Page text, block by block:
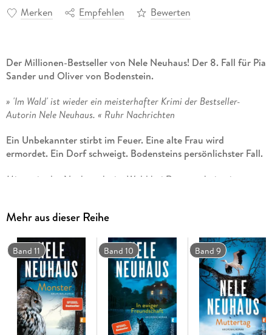
Merken Empfehlen Bewerten
Der Millionen-Bestseller von Nele Neuhaus! Der 8. Fall für Pia
Sander und Oliver von Bodenstein.
» 'Im Wald' ist wieder ein meisterhafter Krimi der Bestseller-
Autorin Nele Neuhaus. « Ruhr Nachrichten
Ein Unbekannter stirbt im Feuer. Eine alte Frau wird
ermordet. Ein Dorf schweigt. Bodensteins persönlichster Fall.
Mitten in der Nacht geht im Wald bei Ruppertshain ein
ehemals Kirchhoff, vom K11 in Hofheim ermitteln zunächst
darauf wird eine todkranke alte Frau in einem Hospiz
ermordet. Bodenstein ist erschüttert, er kannte die Frau seit
seiner Kindheit.
Die Ermittlungen führen Pia und ihn vierzig Jahre in die
Vergangenheit, in den Sommer 1972, als Bodensteins bester
Freund Artur spurlos verschwand. Ein Kindheitstrauma, das
Mehr aus dieser Reihe
Band 11 Band 10 Band 9